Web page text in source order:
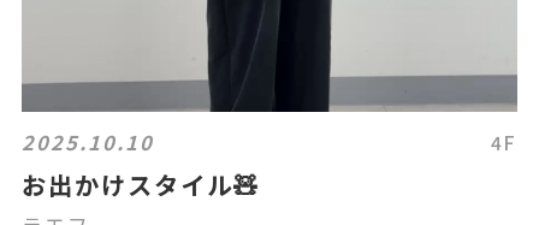
2025.10.10 4F
お出かけスタイル🧸